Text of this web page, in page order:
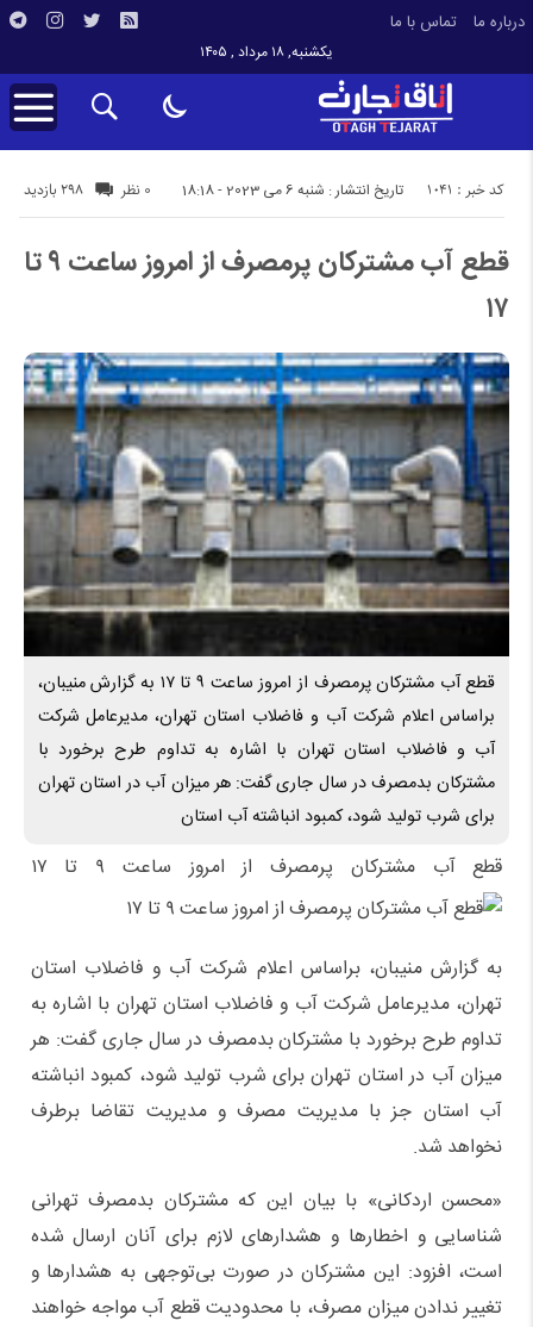
درباره ما تماس با ما
یکشنبه, ۱۸ مرداد , ۱۴۰۵
تاریخ انتشار : شنبه 6 می 2023 - 18:18 298 بازدید کد خبر : 1041 0 نظر
قطع آب مشترکان پرمصرف از امروز ساعت ۹ تا
۱۷
قطع آب مشترکان پرمصرف از امروز ساعت ۹ تا ۱۷ به گزارش منیبان،
براساس اعلام شرکت آب و فاضلاب استان تهران، مدیرعامل شرکت
آب و فاضلاب استان تهران با اشاره به تداوم طرح برخورد با
مشترکان بدمصرف در سال جاری گفت: هر میزان آب در استان تهران
برای شرب تولید شود، کمبود انباشته آب استان
قطع آب مشترکان پرمصرف از امروز ساعت ۹ تا ۱۷
به گزارش منیبان، براساس اعلام شرکت آب و فاضلاب استان
تهران، مدیرعامل شرکت آب و فاضلاب استان تهران با اشاره به
تداوم طرح برخورد با مشترکان بدمصرف در سال جاری گفت: هر
میزان آب در استان تهران برای شرب تولید شود، کمبود انباشته
آب استان جز با مدیریت مصرف و مدیریت تقاضا برطرف
نخواهد شد.
«محسن اردکانی» با بیان این‌ که مشترکان بدمصرف تهرانی
شناسایی و اخطارها و هشدارهای لازم برای آنان ارسال شده
است، افزود: این مشترکان در صورت بی‌توجهی به هشدارها و
تغییر ندادن میزان مصرف، با محدودیت قطع آب مواجه خواهند